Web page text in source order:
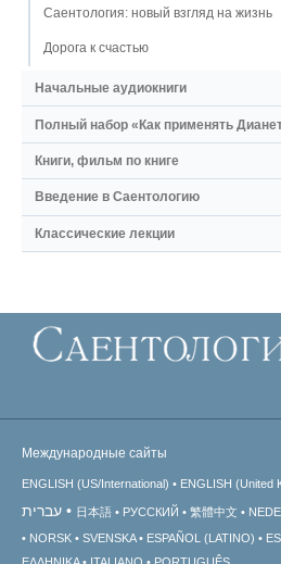
Саентология: новый взгляд на жизнь
Дорога к счастью
Начальные аудиокниги
Полный набор «Как применять
Книги, фильм по книге
Введение в Саентологию
Классические лекции
Международные сайты
ENGLISH (US/International) ENGLISH (United
עברית 日本語 РУССКИЙ 繁體中文
NORSK
SVENSKA ESPAÑOL (LATINO)